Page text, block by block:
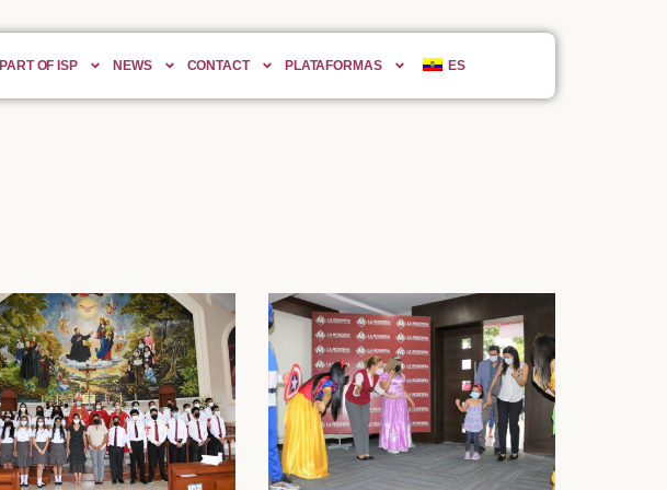
PART OF ISP NEWS CONTACT PLATAFORMAS ES